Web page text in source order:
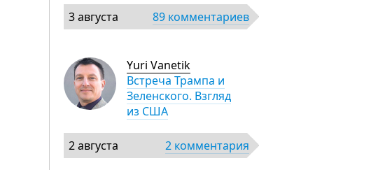
3 августа 89 комментариев
Yuri Vanetik
Встреча Трампа и
Зеленского. Взгляд
из США
2 августа 2 комментария